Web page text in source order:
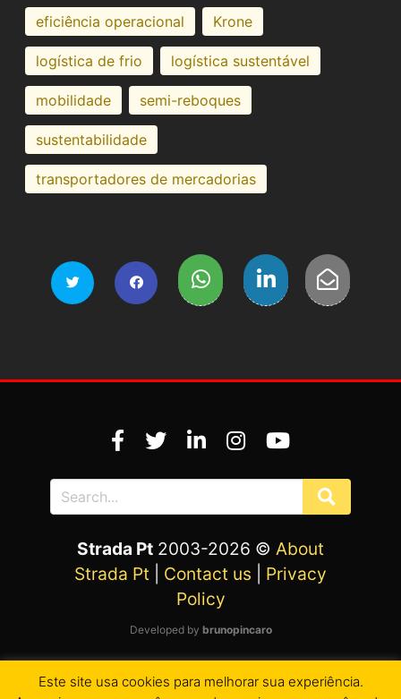
eficiência operacional Krone
logística de frio logística sustentável
mobilidade semi-reboques
sustentabilidade
transportadores de mercadorias
Este site usa cookies para melhorar sua experiência.
Strada Pt 2003-2026 © About
Strada Pt
Contact us
Privacy
Policy
Developed by brunopincaro